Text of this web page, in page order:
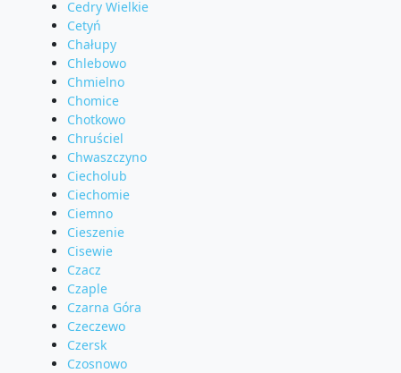
Cedry Wielkie
Cetyń
Chałupy
Chlebowo
Chmielno
Chomice
Chotkowo
Chruściel
Chwaszczyno
Ciecholub
Ciechomie
Ciemno
Cieszenie
Cisewie
Czacz
Czaple
Czarna Góra
Czeczewo
Czersk
Czosnowo